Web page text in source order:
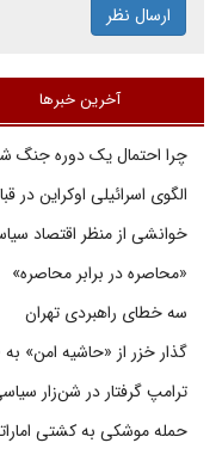
ارسال نظر
آخرین خبرها
چرا احتمال یک دوره جنگ
الگوی اسرائیلی اوکراین در
خوانشی از منظر اقتصاد
«محاصره در برابر محاصره»
سه خطای راهبردی تهران
گذار خزر از «حاشیه امن»
ترامپ گرفتار در شن‌زار
حمله موشکی به کشتی